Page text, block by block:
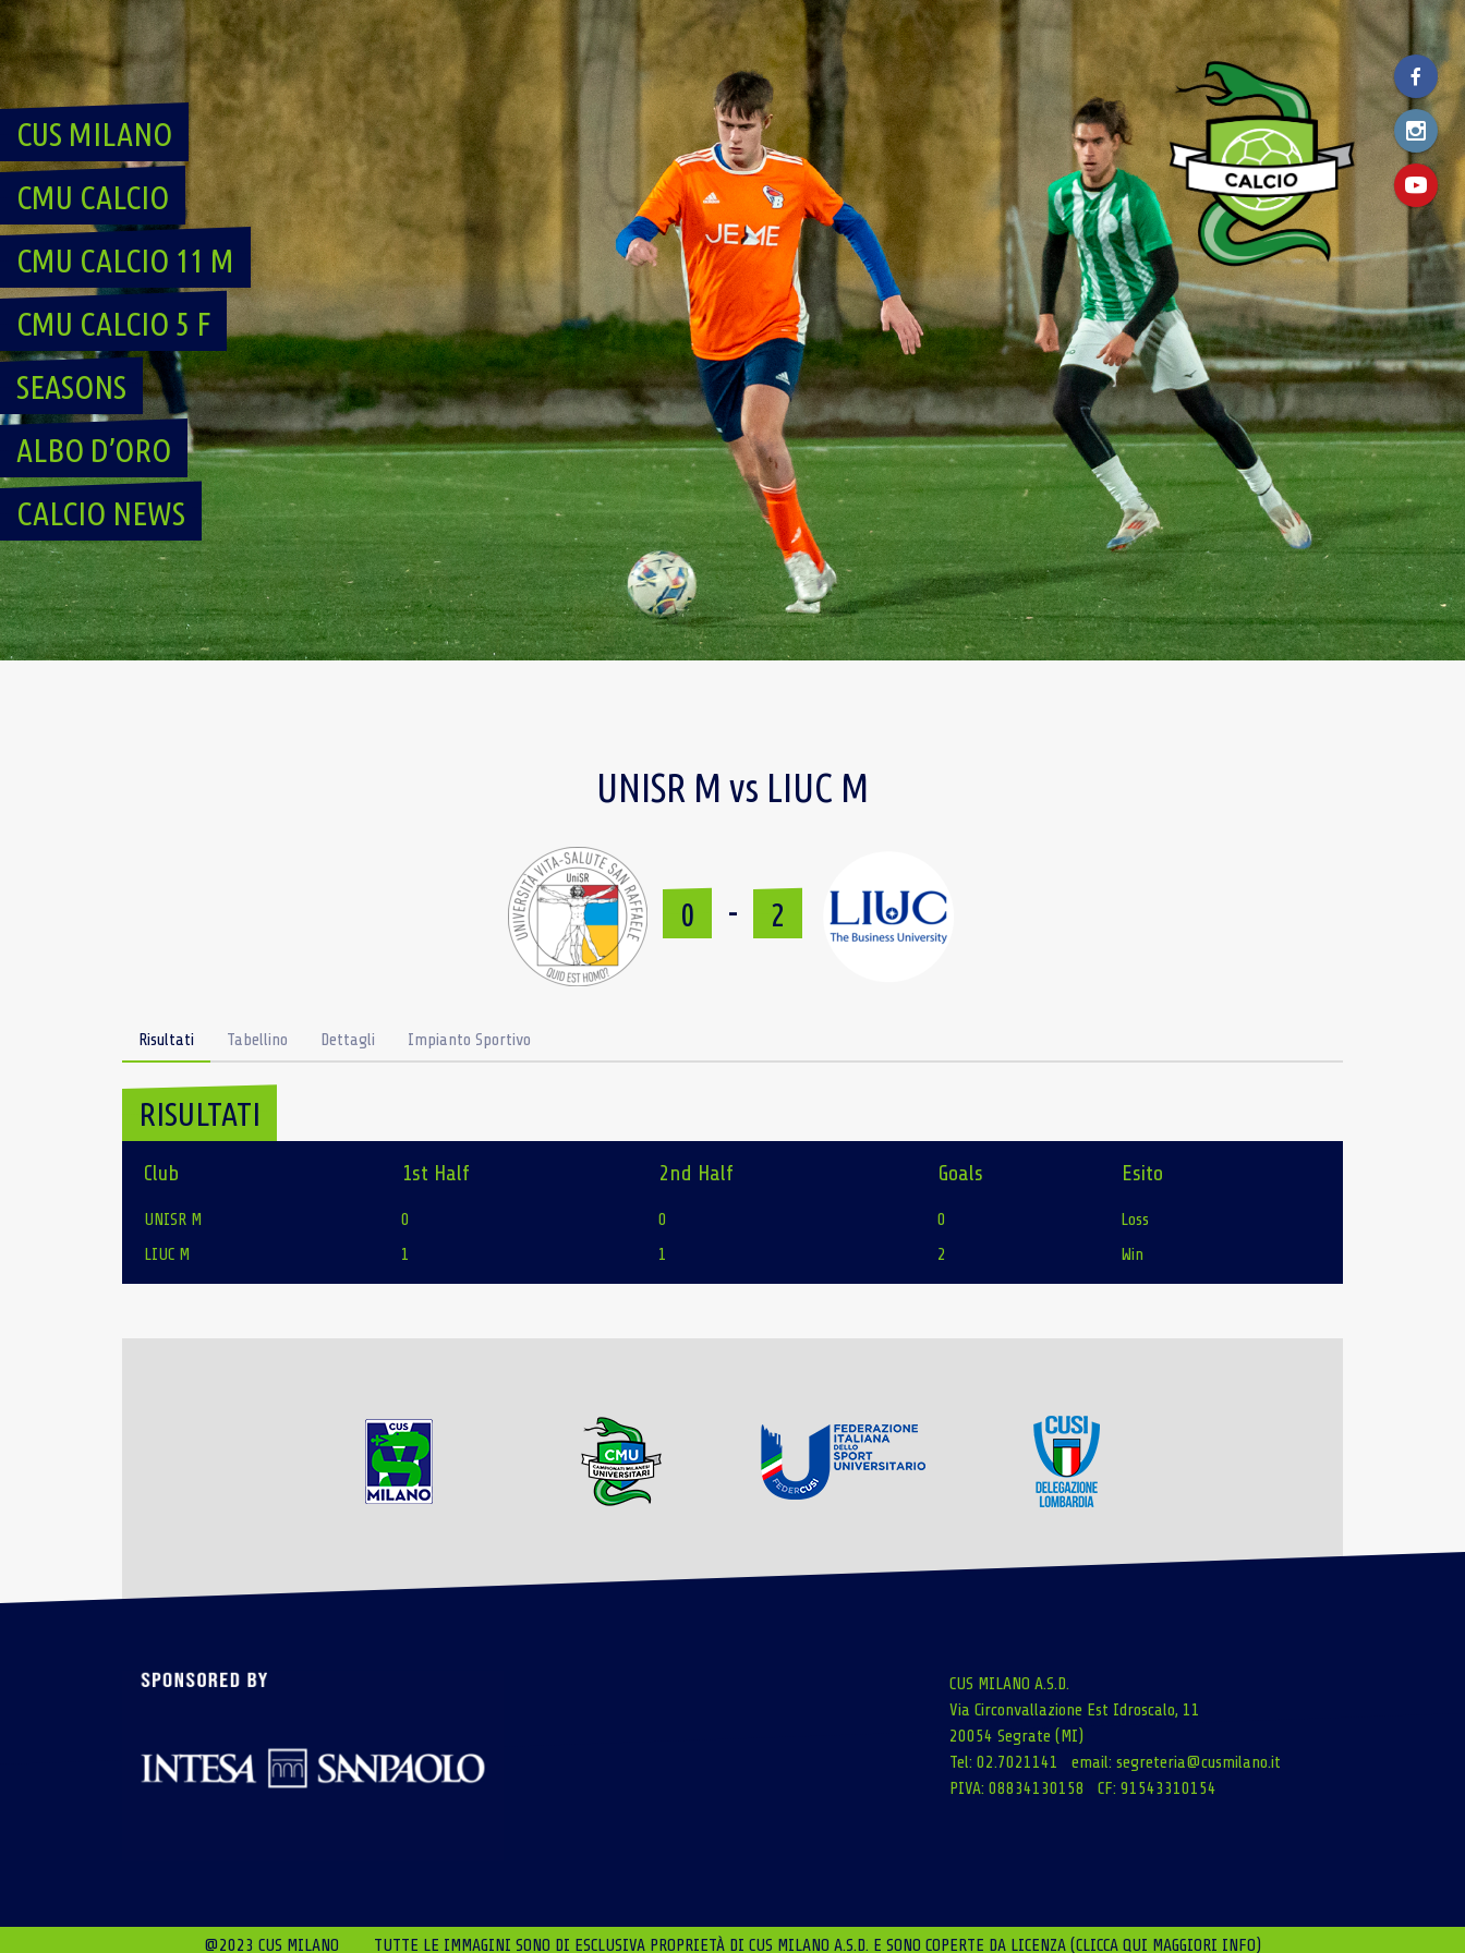
Skip
to
content
CUS MILANO
CMU CALCIO
CMU CALCIO 11 M
CMU CALCIO 5 F
SEASONS
ALBO D’ORO
CALCIO NEWS
UNISR M vs LIUC M
0 - 2
Risultati Tabellino Dettagli Impianto Sportivo
RISULTATI
Club 1st Half 2nd Half Goals Esito
UNISR M 0 0 0
Loss
LIUC M
1 1 2 Win
CUS MILANO A.S.D.
Via Circonvallazione Est Idroscalo, 11
20054 Segrate (MI)
Tel: 02.7021141 email: segreteria@cusmilano.it
PIVA: 08834130158 CF: 91543310154
@2023 CUS MILANO TUTTE LE IMMAGINI SONO DI ESCLUSIVA PROPRIETÀ DI CUS MILANO A.S.D. E SONO COPERTE DA LICENZA (CLICCA QUI MAGGIORI INFO)